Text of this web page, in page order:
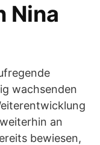
Nina
wachsenden
an
bewiesen,